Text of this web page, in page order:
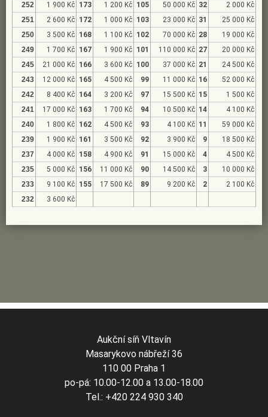
252
1 900 Kč 173 1 200 Kč 105 50 000 Kč 32
2 000 Kč
251
2 600 Kč 172 1 000 Kč 103 23 000 Kč 31
25 000 Kč
250
3 500 Kč 168 1 100 Kč 102 70 000 Kč 28
19 000 Kč
249
1 700 Kč 167 1 900 Kč 101 110 000 Kč 27
20 000 Kč
245
21 000 Kč 166 3 600 Kč 100 37 000 Kč 21
24 500 Kč
243
12 000 Kč 165 4 500 Kč 99 11 000 Kč 16
52 000 Kč
242
8 400 Kč 164 3 200 Kč 97 15 500 Kč 15
1 500 Kč
241
17 000 Kč 163 1 700 Kč 94 10 500 Kč 14
4 100 Kč
240
1 800 Kč 162 4 500 Kč 93 4 100 Kč 11
59 000 Kč
239
1 900 Kč 161 3 500 Kč 92 3 900 Kč 9
18 500 Kč
237
4 000 Kč 158 4 900 Kč 91 15 000 Kč 4
4 500 Kč
235
5 000 Kč 156 11 000 Kč 90 14 500 Kč 3
10 000 Kč
233
9 100 Kč 155 17 500 Kč 89 9 200 Kč 2
2 100 Kč
232
3 600 Kč
Aukční síň Vltavín
Masarykovo nábřeží 36
110 00 Praha 1
po-pá: 10.00-12.00 a 13.00-18.00
Tel.: +420 224 930 340